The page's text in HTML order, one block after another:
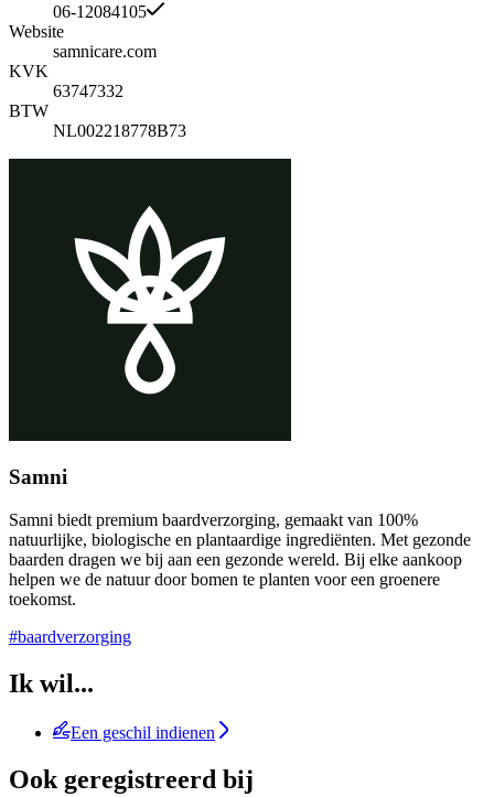
06-12084105
Website
samnicare.com
KVK
63747332
BTW
NL002218778B73
Samni
Samni biedt premium baardverzorging, gemaakt van 100%
natuurlijke, biologische en plantaardige ingrediënten. Met gezonde
baarden dragen we bij aan een gezonde wereld. Bij elke aankoop
helpen we de natuur door bomen te planten voor een groenere
toekomst.
#baardverzorging
Ik wil...
Een geschil indienen
Ook geregistreerd bij